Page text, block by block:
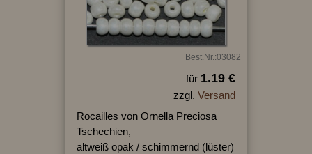
Best.Nr.:03082
für 1.19 €
zzgl. Versand
Rocailles von Ornella Preciosa
Tschechien,
altweiß opak / schimmernd (lüster)